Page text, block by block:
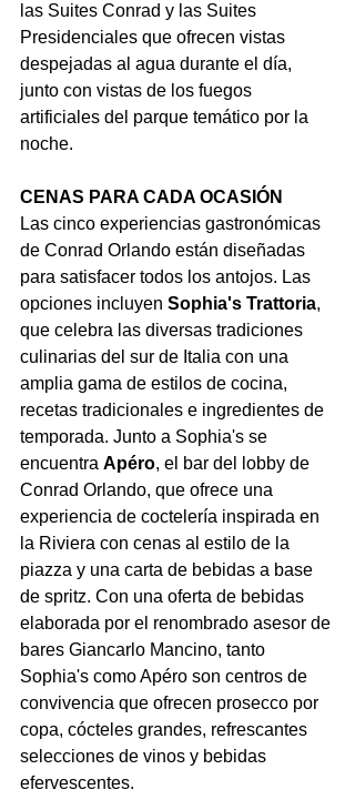
las Suites Conrad y las Suites
Presidenciales que ofrecen vistas
despejadas al agua durante el día,
junto con vistas de los fuegos
artificiales del parque temático por la
noche.
CENAS PARA CADA OCASIÓN
Las cinco experiencias gastronómicas
de Conrad Orlando están diseñadas
para satisfacer todos los antojos. Las
opciones incluyen Sophia's Trattoria,
que celebra las diversas tradiciones
culinarias del sur de Italia con una
amplia gama de estilos de cocina,
recetas tradicionales e ingredientes de
temporada. Junto a Sophia's se
encuentra Apéro, el bar del lobby de
Conrad Orlando, que ofrece una
experiencia de coctelería inspirada en
la Riviera con cenas al estilo de la
piazza y una carta de bebidas a base
de spritz. Con una oferta de bebidas
elaborada por el renombrado asesor de
bares Giancarlo Mancino, tanto
Sophia's como Apéro son centros de
convivencia que ofrecen prosecco por
copa, cócteles grandes, refrescantes
selecciones de vinos y bebidas
efervescentes.